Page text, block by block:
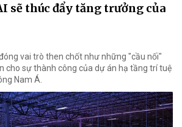
sẽ thúc đẩy tăng trưởng của
vai trò then chốt như những "cầu nối"
cho sự thành công của dự án hạ tầng trí tuệ
Nam Á.